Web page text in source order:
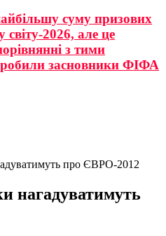
суму призових
світу-2026, але це
з тими
засновники ФІФА
про ЄВРО-2012
нагадуватимуть